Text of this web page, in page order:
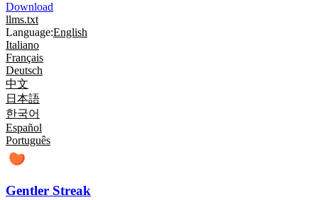
Download
llms.txt
Language:English
Italiano
Français
Deutsch
中文
日本語
한국어
Español
Português
Gentler Streak